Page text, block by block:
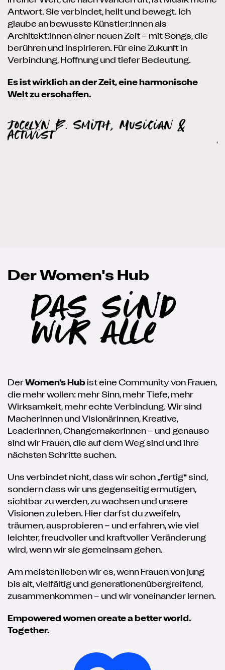
Antwort. Sie verbindet, heilt und bewegt. Ich
glaube an bewusste Künstler:innen als
Architekt:innen einer neuen Zeit – mit Songs, die
berühren und inspirieren. Für eine Zukunft in
Verbindung, Hoffnung und tiefer Bedeutung.
Es ist wirklich an der Zeit, eine harmonische
Welt zu erschaffen.
Jocelyn B. Smith, Musician &
Activist
Der Women's Hub
Das sind
wir alle
Der Women’s Hub ist eine Community von Frauen,
die mehr wollen: mehr Sinn, mehr Tiefe, mehr
Wirksamkeit, mehr echte Verbindung. Wir sind
Macherinnen und Visionärinnen, Kreative,
Leaderinnen, Changemakerinnen – und genauso
sind wir Frauen, die auf dem Weg sind und ihre
nächsten Schritte suchen.
Uns verbindet nicht, dass wir schon „fertig“ sind,
sondern dass wir uns gegenseitig ermutigen,
sichtbar zu werden, zu wachsen und unsere
Visionen zu leben. Hier darfst du zweifeln,
träumen, ausprobieren – und erfahren, wie viel
leichter, freudvoller und kraftvoller Veränderung
wird, wenn wir sie gemeinsam gehen.
Am meisten lieben wir es, wenn Frauen von jung
bis alt, vielfältig und generationenübergreifend,
zusammenkommen – und wir voneinander lernen.
Empowered women create a better world.
Together.